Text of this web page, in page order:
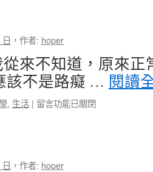
， 作者: hoper
來不知道，原來正
該不是路癡 … 閱讀
, 生活 | 在
留言功能已關閉
， 作者: hoper